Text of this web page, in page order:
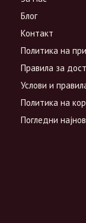
Блог
Контакт
Политика на
Правила за
Услови и
Политика на
Погледни